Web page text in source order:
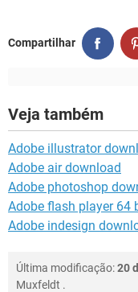
Compartilhar
Veja também
Adobe illustrator
Adobe air download
Adobe photoshop
Adobe flash player 64
Adobe indesign
Última modificação:20
Muxfeldt .